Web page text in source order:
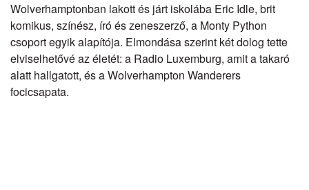
Wolverhamptonban lakott és járt iskolába Eric Idle, brit
komikus, színész, író és zeneszerző, a Monty Python
csoport egyik alapítója. Elmondása szerint két dolog tette
elviselhetővé az életét: a Radio Luxemburg, amit a takaró
alatt hallgatott, és a Wolverhampton Wanderers
focicsapata.